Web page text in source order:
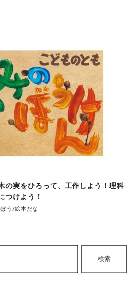
の実をひろって、工作しよう！理科
つけよう！
う /絵本だな
検索